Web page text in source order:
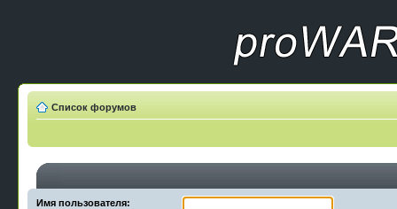
Список форумов
Имя пользователя: